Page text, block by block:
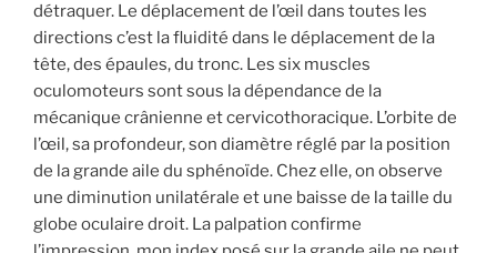
détraquer. Le déplacement de l’œil dans toutes les
directions c’est la fluidité dans le déplacement de la
tête, des épaules, du tronc. Les six muscles
oculomoteurs sont sous la dépendance de la
mécanique crânienne et cervicothoracique. L’orbite de
l’œil, sa profondeur, son diamètre réglé par la position
de la grande aile du sphénoïde. Chez elle, on observe
une diminution unilatérale et une baisse de la taille du
globe oculaire droit. La palpation confirme